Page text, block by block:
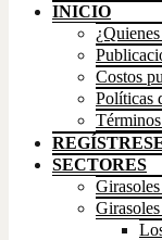
INICIO
Costos
Políticas
SECTORES